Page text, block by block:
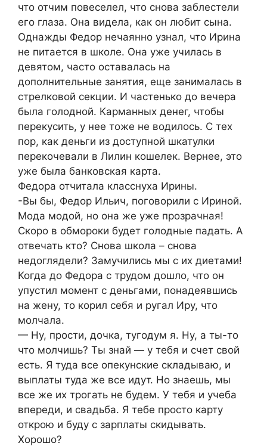
что отчим повеселел, что снова заблестели
его глаза. Она видела, как он любит сына.
Однажды Федор нечаянно узнал, что Ирина
не питается в школе. Она уже училась в
девятом, часто оставалась на
дополнительные занятия, еще занималась в
стрелковой секции. И частенько до вечера
была голодной. Карманных денег, чтобы
перекусить, у нее тоже не водилось. С тех
пор, как деньги из доступной шкатулки
перекочевали в Лилин кошелек. Вернее, это
уже была банковская карта.
Федора отчитала класснуха Ирины.
-Вы бы, Федор Ильич, поговорили с Ириной.
Мода модой, но она же уже прозрачная!
Скоро в обмороки будет голодные падать. А
отвечать кто? Снова школа – снова
недоглядели? Замучились мы с их диетами!
Когда до Федора с трудом дошло, что он
упустил момент с деньгами, понадеявшись
на жену, то корил себя и ругал Иру, что
молчала.
— Ну, прости, дочка, тугодум я. Ну, а ты-то
что молчишь? Ты знай — у тебя и счет свой
есть. Я туда все опекунские складываю, и
выплаты туда же все идут. Но знаешь, мы
все же их трогать не будем. У тебя и учеба
впереди, и свадьба. Я тебе просто карту
открою и буду с зарплаты скидывать.
Хорошо?